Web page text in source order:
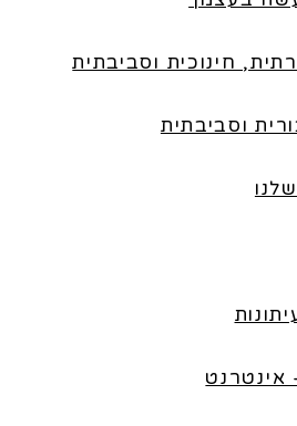
חינוכית וסביבתית
וסביבתית
אינטרנט